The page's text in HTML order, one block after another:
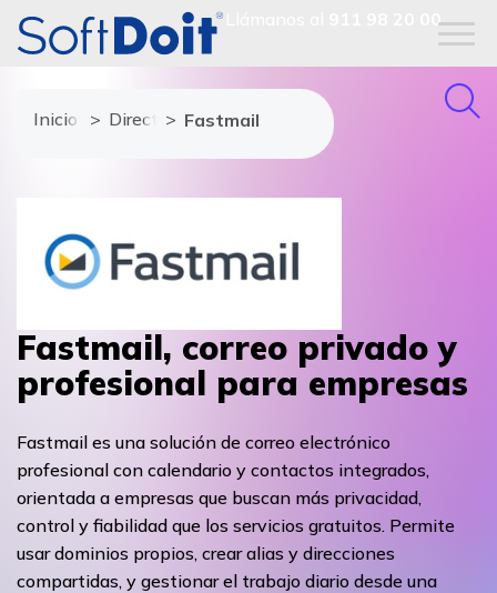
911 98 20 00
Inicio Directorio de proveedores
Fastmail
Fastmail, correo privado y
profesional para empresas
Fastmail es una solución de correo electrónico
profesional con calendario y contactos integrados,
orientada a empresas que buscan más privacidad,
control y fiabilidad que los servicios gratuitos. Permite
usar dominios propios, crear alias y direcciones
compartidas, y gestionar el trabajo diario desde una